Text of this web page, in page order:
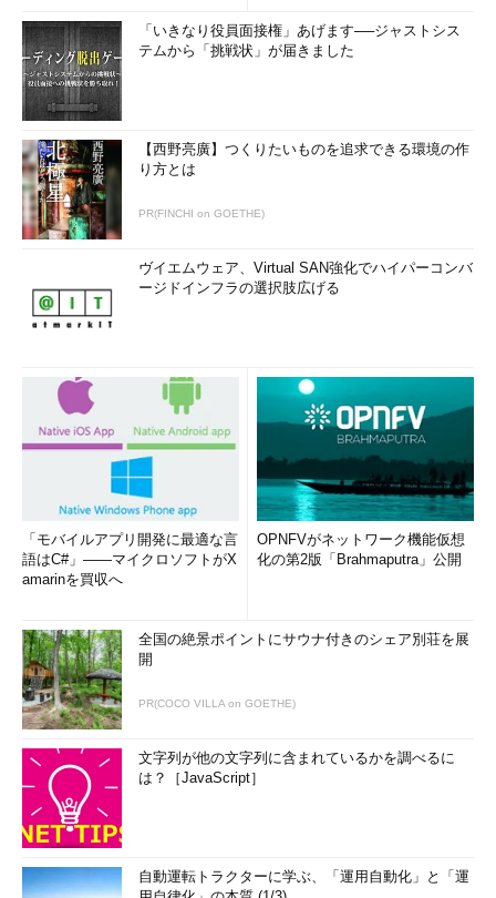
「いきなり役員面接権」あげます──ジャストシス
テムから「挑戦状」が届きました
【西野亮廣】つくりたいものを追求できる環境の作
り方とは
PR(FINCHI on GOETHE)
ヴイエムウェア、Virtual SAN強化でハイパーコンバ
ージドインフラの選択肢広げる
「モバイルアプリ開発に最適な言
語はC#」――マイクロソフトがX
amarinを買収へ
OPNFVがネットワーク機能仮想
化の第2版「Brahmaputra」公開
全国の絶景ポイントにサウナ付きのシェア別荘を展
開
PR(COCO VILLA on GOETHE)
文字列が他の文字列に含まれているかを調べるに
は？［JavaScript］
自動運転トラクターに学ぶ、「運用自動化」と「運